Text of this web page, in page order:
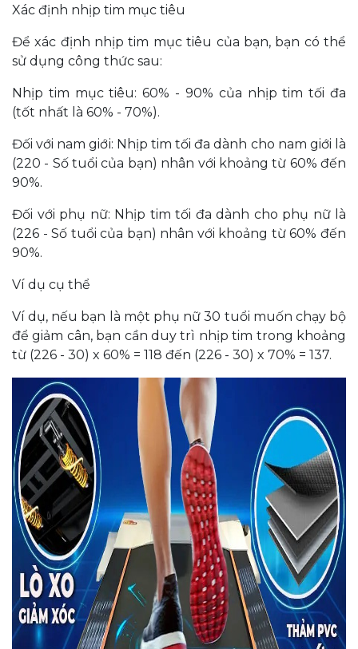
Xác định nhịp tim mục tiêu
Để xác định nhịp tim mục tiêu của bạn, bạn có thể
sử dụng công thức sau:
Nhịp tim mục tiêu: 60% - 90% của nhịp tim tối đa
(tốt nhất là 60% - 70%).
Đối với nam giới: Nhịp tim tối đa dành cho nam giới là
(220 - Số tuổi của bạn) nhân với khoảng từ 60% đến
90%.
Đối với phụ nữ: Nhịp tim tối đa dành cho phụ nữ là
(226 - Số tuổi của bạn) nhân với khoảng từ 60% đến
90%.
Ví dụ cụ thể
Ví dụ, nếu bạn là một phụ nữ 30 tuổi muốn chạy bộ
để giảm cân, bạn cần duy trì nhịp tim trong khoảng
từ (226 - 30) x 60% = 118 đến (226 - 30) x 70% = 137.